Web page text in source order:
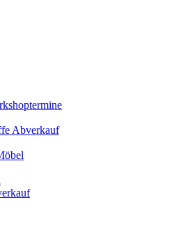
Abverkauf